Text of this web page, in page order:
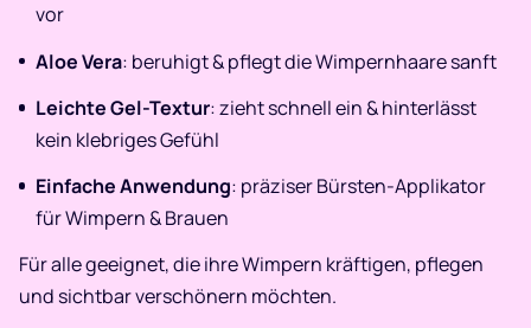
vor
Aloe Vera: beruhigt & pflegt die Wimpernhaare sanft
Leichte Gel-Textur: zieht schnell ein & hinterlässt
kein klebriges Gefühl
Einfache Anwendung: präziser Bürsten-Applikator
für Wimpern & Brauen
Für alle geeignet, die ihre Wimpern kräftigen, pflegen
und sichtbar verschönern möchten.